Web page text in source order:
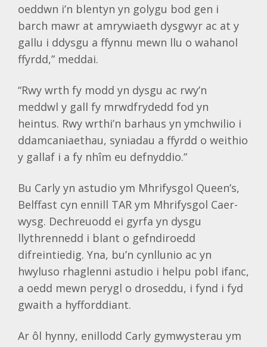
oeddwn i’n blentyn yn golygu bod gen i
barch mawr at amrywiaeth dysgwyr ac at y
gallu i ddysgu a ffynnu mewn llu o wahanol
ffyrdd,” meddai.
“Rwy wrth fy modd yn dysgu ac rwy’n
meddwl y gall fy mrwdfrydedd fod yn
heintus. Rwy wrthi’n barhaus yn ymchwilio i
ddamcaniaethau, syniadau a ffyrdd o weithio
y gallaf i a fy nhîm eu defnyddio.”
Bu Carly yn astudio ym Mhrifysgol Queen’s,
Belffast cyn ennill TAR ym Mhrifysgol Caer-
wysg. Dechreuodd ei gyrfa yn dysgu
llythrennedd i blant o gefndiroedd
difreintiedig. Yna, bu’n cynllunio ac yn
hwyluso rhaglenni astudio i helpu pobl ifanc,
a oedd mewn perygl o droseddu, i fynd i fyd
gwaith a hyfforddiant.
Ar ôl hynny, enillodd Carly gymwysterau ym